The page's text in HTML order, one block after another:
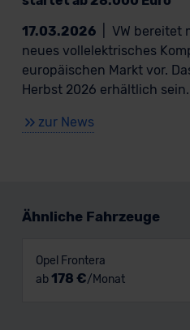
17.03.2026
VW bereitet
neues vollelektrisches
europäischen Markt vor.
Herbst 2026 erhältlich sein.
zur News
Ähnliche Fahrzeuge
Opel Frontera
ab178 €/Monat